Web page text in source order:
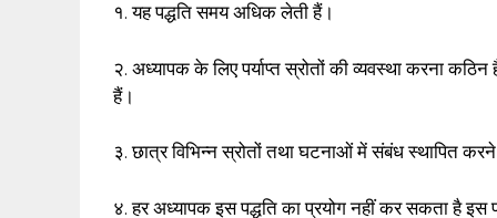
१. यह पद्धति समय अधिक लेती हैं।
२. अध्यापक के लिए पर्याप्त स्रोतों की व्यवस्था करना
हैं।
३. छात्र विभिन्न स्रोतों तथा घटनाओं में संबंध स्थापित
४. हर अध्यापक इस पद्धति का प्रयोग नहीं कर सकता है